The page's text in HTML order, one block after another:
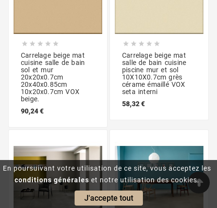
En poursuivant votre utilisation de ce site, vous acceptez les
conditions générales et notre utilisation des cookies.
J'accepte tout
    
Carrelage beige mat
cuisine salle de bain
sol et mur
20x20x0.7cm
20x40x0.85cm
10x20x0.7cm VOX
beige.
90,24 €
    
Carrelage beige mat
salle de bain cuisine
piscine mur et sol
10X10X0.7cm grès
cérame émaillé VOX
seta interni
58,32 €